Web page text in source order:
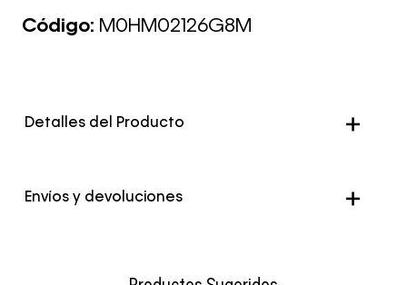
Código: M0HM02126G8M
Detalles del Producto
Color Negro
Envíos y devoluciones